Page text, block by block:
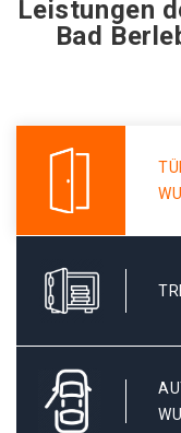
Leistungen
Bad